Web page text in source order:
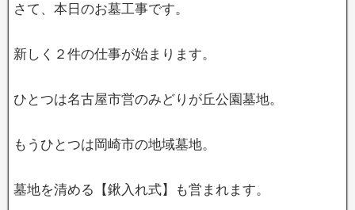
さて、本日のお墓工事です。
新しく２件の仕事が始まります。
ひとつは名古屋市営のみどりが丘公園墓地。
もうひとつは岡崎市の地域墓地。
墓地を清める【鍬入れ式】も営まれます。